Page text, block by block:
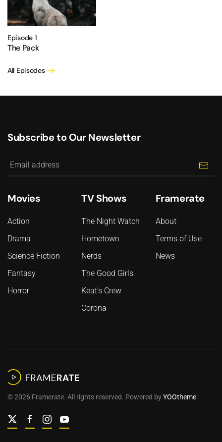
Episode 1
The Pack
All Episodes
Subscribe to Our Newsletter
Movies
Action
Drama
Science Fiction
Fantasy
Horror
TV Shows
The Night Watch
Hometown
Nerds
The Good Girls
Keat's Crew
Corona
Framerate
About
Terms of Use
News
©2026 Framerate. All rights reserved. Powered byYOOtheme.